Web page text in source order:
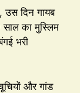
उस दिन गायब
का मुस्लिम
भरी
और गांड